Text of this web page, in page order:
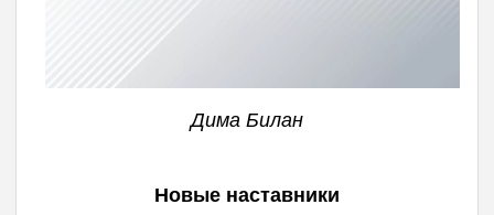
Дима Билан
Новые наставники